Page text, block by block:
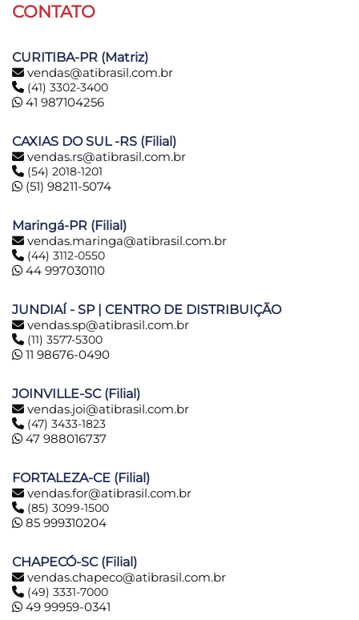
CONTATO
CURITIBA-PR (Matriz)
vendas@atibrasil.com.br
(41) 3302-3400
41 987104256
CAXIAS DO SUL -RS (Filial)
vendas.rs@atibrasil.com.br
(54) 2018-1201
(51) 98211-5074
Maringá-PR (Filial)
vendas.maringa@atibrasil.com.br
(44) 3112-0550
44 997030110
JUNDIAÍ - SP | CENTRO DE DISTRIBUIÇÃO
vendas.sp@atibrasil.com.br
(11) 3577-5300
11 98676-0490
JOINVILLE-SC (Filial)
vendas.joi@atibrasil.com.br
(47) 3433-1823
47 988016737
FORTALEZA-CE (Filial)
vendas.for@atibrasil.com.br
(85) 3099-1500
85 999310204
CHAPECÓ-SC (Filial)
vendas.chapeco@atibrasil.com.br
(49) 3331-7000
49 99959-0341